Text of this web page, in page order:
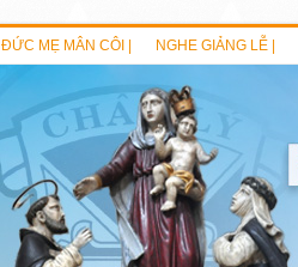
ĐỨC MẸ MÂN CÔI | NGHE GIẢNG LỄ |